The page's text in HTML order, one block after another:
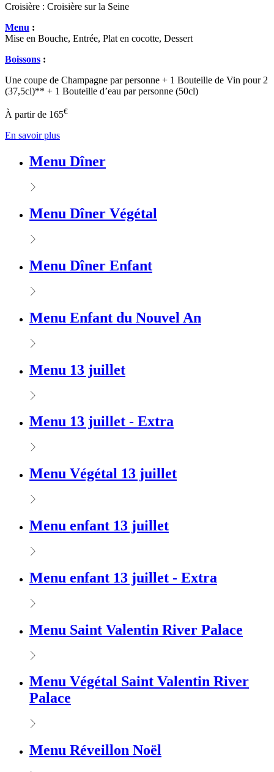
Croisière : Croisière sur la Seine
Menu :
Mise en Bouche, Entrée, Plat en cocotte, Dessert
Boissons :
Une coupe de Champagne par personne + 1 Bouteille de Vin pour 2
(37,5cl)** + 1 Bouteille d’eau par personne (50cl)
À partir de 165€
En savoir plus
Menu Dîner
Menu Dîner Végétal
Menu Dîner Enfant
Menu Enfant du Nouvel An
Menu 13 juillet
Menu 13 juillet - Extra
Menu Végétal 13 juillet
Menu enfant 13 juillet
Menu enfant 13 juillet - Extra
Menu Saint Valentin River Palace
Menu Végétal Saint Valentin River
Palace
Menu Réveillon Noël